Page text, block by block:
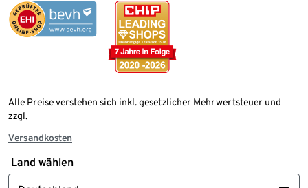
Alle Preise verstehen sich inkl. gesetzlicher Mehrwertsteuer und
zzgl.
Versandkosten
Land wählen